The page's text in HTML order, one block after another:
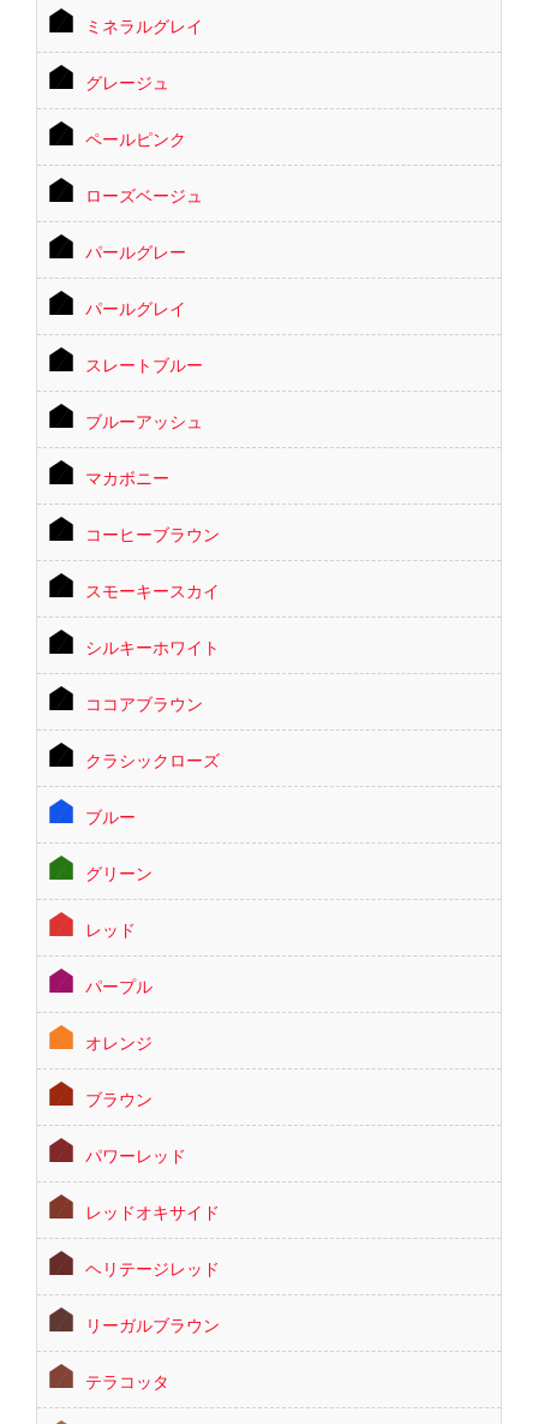
ミネラルグレイ
グレージュ
ペールピンク
ローズベージュ
パールグレー
パールグレイ
スレートブルー
ブルーアッシュ
マカボニー
コーヒーブラウン
スモーキースカイ
シルキーホワイト
ココアブラウン
クラシックローズ
ブルー
グリーン
レッド
パープル
オレンジ
ブラウン
パワーレッド
レッドオキサイド
ヘリテージレッド
リーガルブラウン
テラコッタ